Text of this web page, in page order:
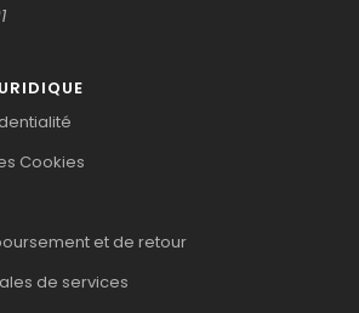
Cookies
et de retour
de services